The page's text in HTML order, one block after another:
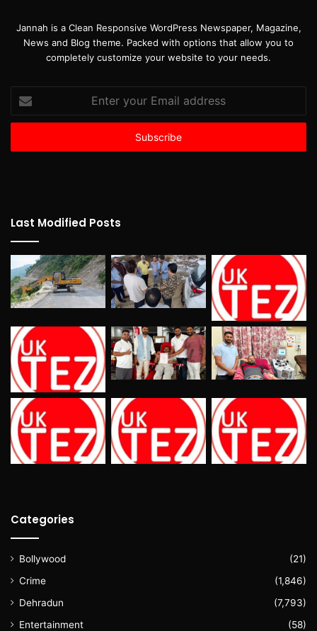
Jannah is a Clean Responsive WordPress Newspaper, Magazine,
News and Blog theme. Packed with options that allow you to
completely customize your website to your needs.
your
Email
Last Modified Posts
Categories
Bollywood
(21)
Crime
(1,846)
Dehradun
(7,793)
Entertainment
(58)